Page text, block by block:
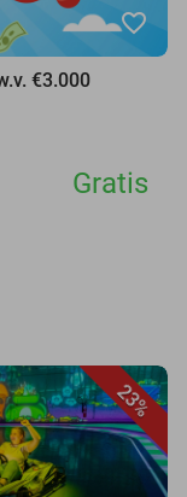
favorite_border
€3.000
Gratis
23%